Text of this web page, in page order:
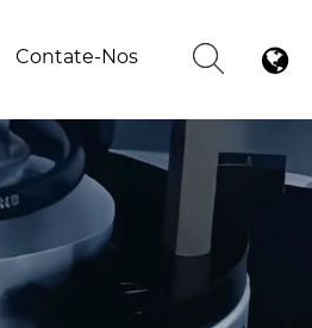
Contate-Nos